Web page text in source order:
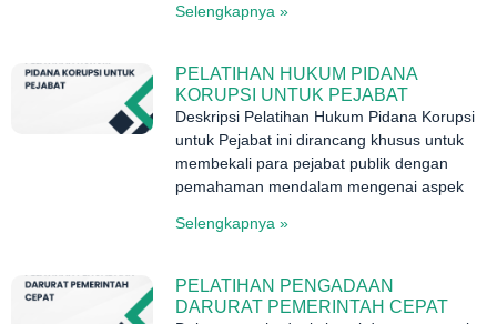
Selengkapnya »
PELATIHAN HUKUM PIDANA
KORUPSI UNTUK PEJABAT
Deskripsi Pelatihan Hukum Pidana Korupsi
untuk Pejabat ini dirancang khusus untuk
membekali para pejabat publik dengan
pemahaman mendalam mengenai aspek
Selengkapnya »
PELATIHAN PENGADAAN
DARURAT PEMERINTAH CEPAT